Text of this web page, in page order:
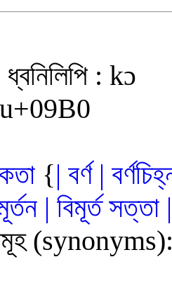
: kɔ
u+09B0
{| বর্ণ |
| বিমূর্ত সত্ত
(synonyms)